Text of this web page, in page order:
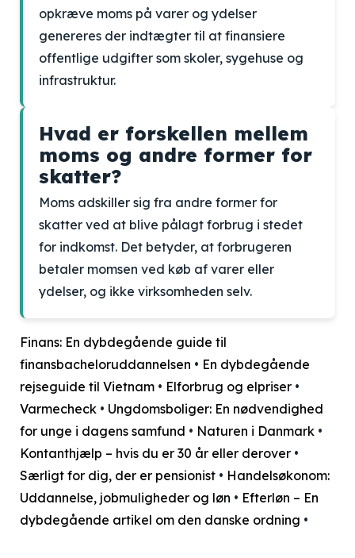
opkræve moms på varer og ydelser
genereres der indtægter til at finansiere
offentlige udgifter som skoler, sygehuse og
infrastruktur.
Hvad er forskellen mellem
moms og andre former for
skatter?
Moms adskiller sig fra andre former for
skatter ved at blive pålagt forbrug i stedet
for indkomst. Det betyder, at forbrugeren
betaler momsen ved køb af varer eller
ydelser, og ikke virksomheden selv.
Finans: En dybdegående guide til
finansbacheloruddannelsen • En dybdegående
rejseguide til Vietnam • Elforbrug og elpriser •
Varmecheck • Ungdomsboliger: En nødvendighed
for unge i dagens samfund • Naturen i Danmark •
Kontanthjælp – hvis du er 30 år eller derover •
Særligt for dig, der er pensionist • Handelsøkonom:
Uddannelse, jobmuligheder og løn • Efterløn – En
dybdegående artikel om den danske ordning •